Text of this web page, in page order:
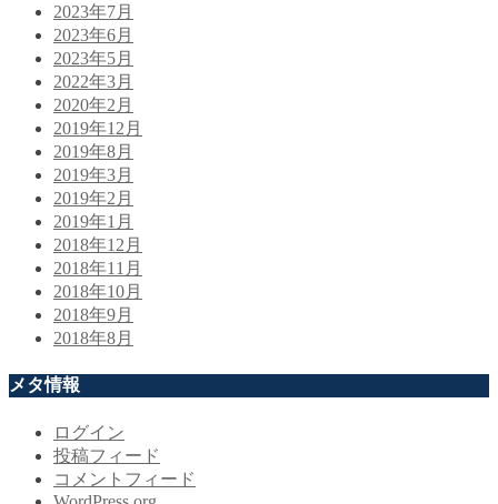
2023年7月
2023年6月
2023年5月
2022年3月
2020年2月
2019年12月
2019年8月
2019年3月
2019年2月
2019年1月
2018年12月
2018年11月
2018年10月
2018年9月
2018年8月
メタ情報
ログイン
投稿フィード
コメントフィード